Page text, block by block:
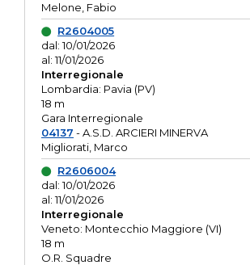
Melone, Fabio
R2604005
dal: 10/01/2026
al: 11/01/2026
Interregionale
Lombardia: Pavia (PV)
18 m
Gara Interregionale
04137 - A.S.D. ARCIERI MINERVA
Migliorati, Marco
R2606004
dal: 10/01/2026
al: 11/01/2026
Interregionale
Veneto: Montecchio Maggiore (VI)
18 m
O.R. Squadre